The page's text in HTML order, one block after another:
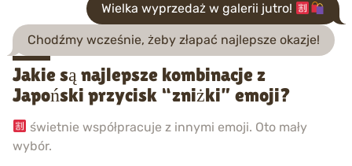
Wielka wyprzedaż w galerii jutro!
Chodźmy wcześnie, żeby złapać najlepsze okazje!
Jakie są najlepsze kombinacje z
Japoński przycisk “zniżki” emoji?
świetnie współpracuje z innymi emoji. Oto mały
wybór.